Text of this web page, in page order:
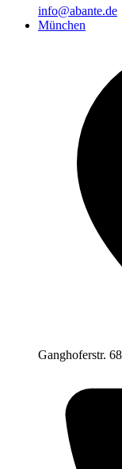
info@abante.de
München
Ganghoferstr.